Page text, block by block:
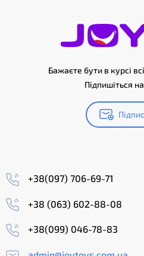
Бажаєте бути в курсі
Підпишіться
+38(097) 706-69-71
+38 (063) 602-88-08
+38(099) 046-78-83